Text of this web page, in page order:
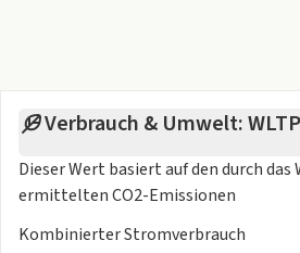
Verbrauch & Umwelt:
Dieser Wert basiert auf den durch das
ermittelten CO2-Emissionen
Kombinierter Stromverbrauch